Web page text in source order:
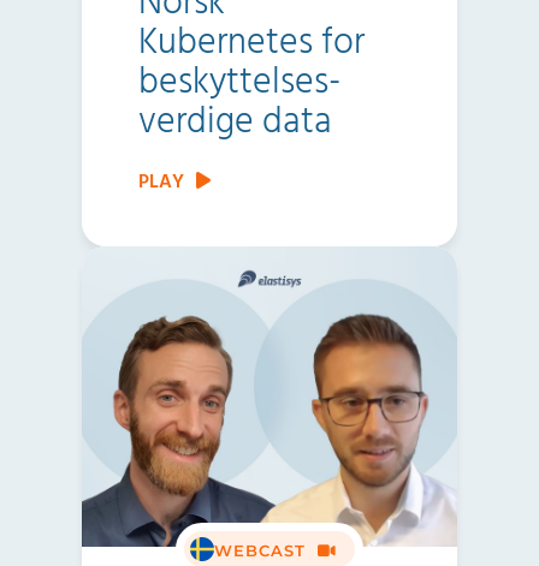
Kubernetes for
beskyttelses­
verdige data
PLAY
WEBCAST